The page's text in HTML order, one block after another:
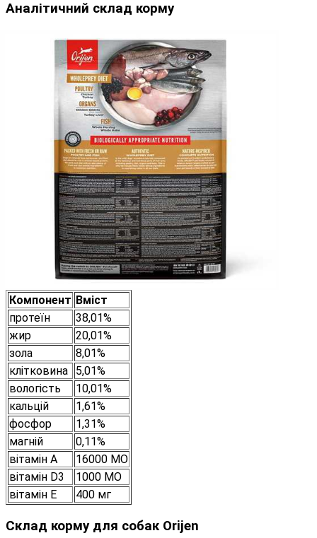
Аналітичний склад корму
Компонент Вміст
протеїн
38,01%
жир
20,01%
зола
8,01%
клітковина
5,01%
вологість
10,01%
кальцій
1,61%
фосфор
1,31%
магній
0,11%
вітамін А
16000 МО
вітамін D3
1000 МО
вітамін E
400 мг
Склад корму для собак Orijen